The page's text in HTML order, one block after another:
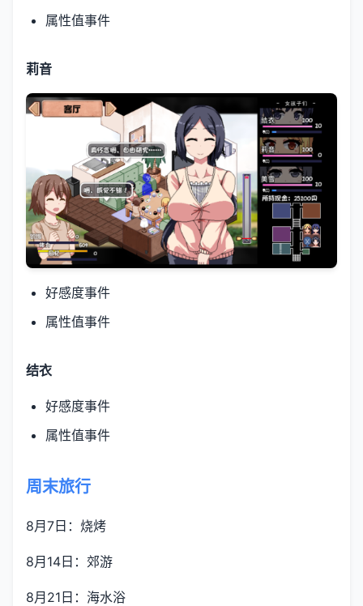
属性值事件
莉音
好感度事件
属性值事件
结衣
好感度事件
属性值事件
周末旅行
8月7日：烧烤
8月14日：郊游
8月21日：海水浴